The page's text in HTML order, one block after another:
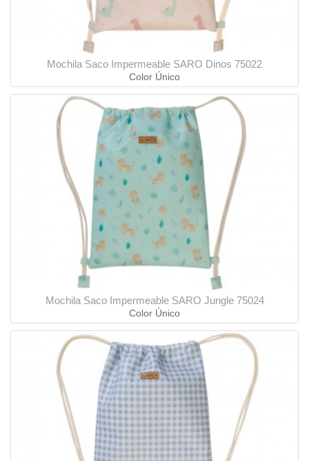
Mochila Saco Impermeable SARO Dinos 75022
Color Único
Mochila Saco Impermeable SARO Jungle 75024
Color Único